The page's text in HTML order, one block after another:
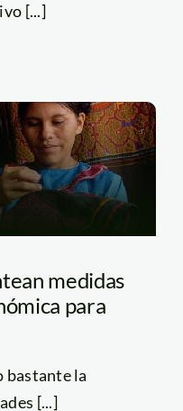
[...]
medidas
para
bastante la
[...]